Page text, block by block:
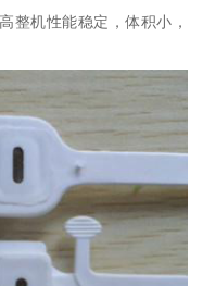
整机性能稳定，体积小，